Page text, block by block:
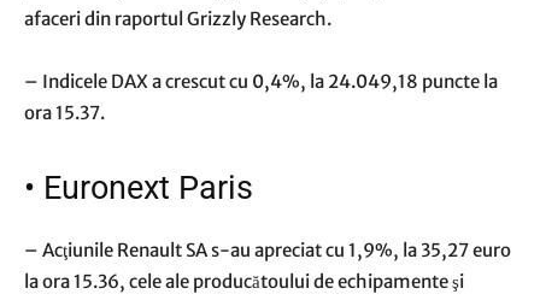
afaceri din raportul Grizzly Research.
– Indicele DAX a crescut cu 0,4%, la 24.049,18 puncte la
ora 15.37.
• Euronext Paris
– Acţiunile Renault SA s-au apreciat cu 1,9%, la 35,27 euro
la ora 15.36, cele ale producătoului de echipamente şi